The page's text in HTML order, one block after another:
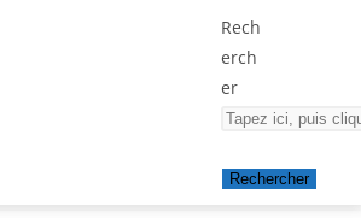
Rech
erch
er
Rechercher